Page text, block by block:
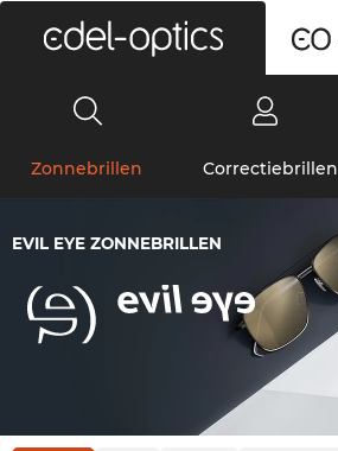
Zonnebrillen Correctiebrillen
EVIL EYE ZONNEBRILLEN